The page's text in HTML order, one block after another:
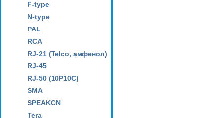
F-type
N-type
PAL
RCA
RJ-21 (Telco, амфенол)
RJ-45
RJ-50 (10P10C)
SMA
SPEAKON
Tera